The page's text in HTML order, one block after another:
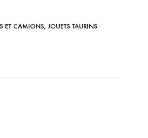
ET CAMIONS, JOUETS TAURINS